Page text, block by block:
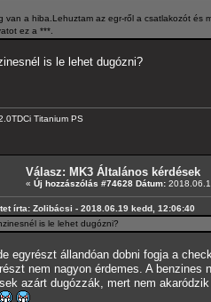
van a hiba.Lehuztam az egr-ről a csatlakozót és
ez a ***.
is le lehet dugózni?
Titanium PS
Válasz: MK3 Általános kérdések
« Új hozzászólás #74628 Dátum:
írta: Zolibácsi - 2018.06.19 kedd, 12:06:40
is le lehet dugózni?
de egyrészt állandóan dobni fogja a
nem nagyon érdemes. A
azárt dugózzák, mert nem